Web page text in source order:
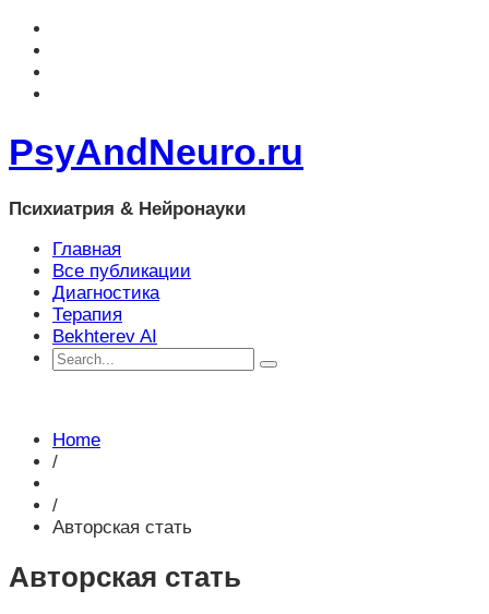
PsyAndNeuro.ru
Психиатрия & Нейронауки
Главная
Все публикации
Диагностика
Терапия
Bekhterev AI
Home
/
/
Авторская стать
Авторская стать